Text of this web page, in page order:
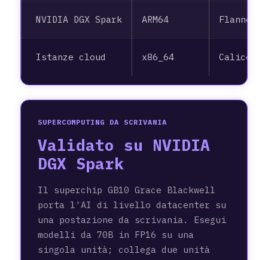
NVIDIA DGX Spark ARM64 Flannel
Istanze cloud x86_64 Calico
SUPERCOMPUTING DA SCRIVANIA
Validato su NVIDIA
DGX Spark
Il superchip GB10 Grace Blackwell
porta l'AI di livello datacenter su
una postazione da scrivania. Esegui
modelli da 70B in FP16 su una
singola unità; collega due unità